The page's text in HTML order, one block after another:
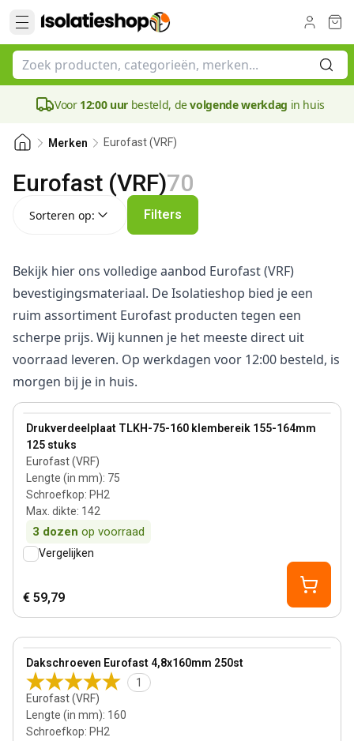
Voor 12:00 uur besteld, devolgende werkdag in huis
Merken Eurofast (VRF)
Eurofast (VRF)70
Sorteren op: Filters
Bekijk hier ons volledige aanbod Eurofast (VRF)
bevestigingsmateriaal. De Isolatieshop bied je een
ruim assortiment Eurofast producten tegen een
scherpe prijs. Wij kunnen je het meeste direct uit
voorraad leveren. Op werkdagen voor 12:00 besteld, is
morgen bij je in huis.
Drukverdeelplaat TLKH-75-160 klembereik 155-164mm
125 stuks
Eurofast (VRF)
Lengte (in mm): 75
Schroefkop: PH2
Max. dikte: 142
3 dozen op voorraad
View product
Vergelijken
€ 59,79
Dakschroeven Eurofast 4,8x160mm 250st
1
Eurofast (VRF)
Lengte (in mm): 160
Schroefkop: PH2
View product